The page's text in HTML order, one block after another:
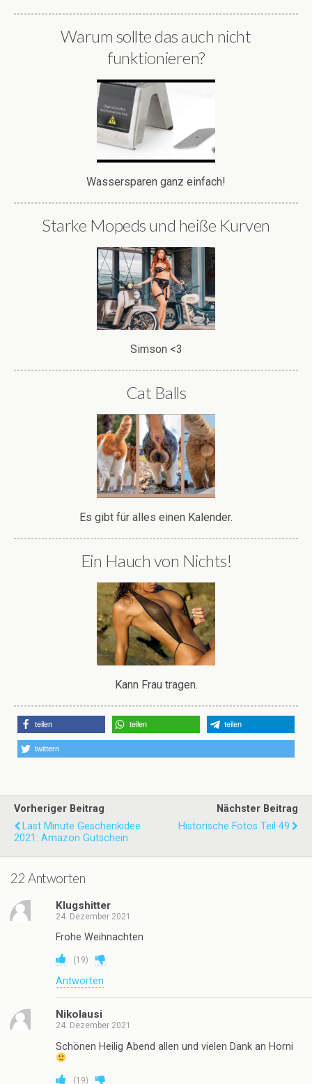
Warum sollte das auch nicht
funktionieren?
Wassersparen ganz einfach!
Starke Mopeds und heiße Kurven
Simson <3
Cat Balls
Es gibt für alles einen Kalender.
Ein Hauch von Nichts!
Kann Frau tragen.
teilen teilen teilen
twittern
Vorheriger Beitrag
Last Minute Geschenkidee
2021: Amazon Gutschein
Nächster Beitrag
Historische Fotos Teil 49
22 Antworten
Klugshitter
24. Dezember 2021
Frohe Weihnachten
(19)
Antworten
Nikolausi
24. Dezember 2021
Schönen Heilig Abend allen und vielen Dank an Horni
(19)